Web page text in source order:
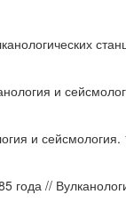
и
и
года //